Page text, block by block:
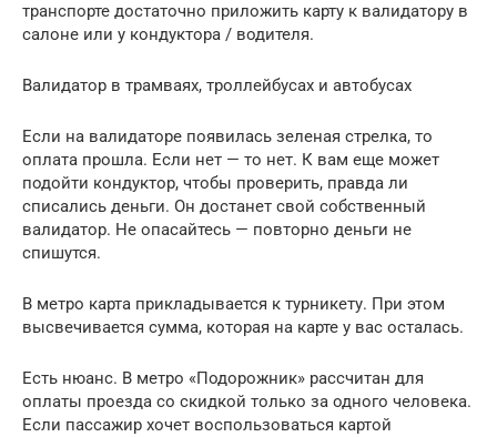
транспорте достаточно приложить карту к валидатору в
салоне или у кондуктора / водителя.
Валидатор в трамваях, троллейбусах и автобусах
Если на валидаторе появилась зеленая стрелка, то
оплата прошла. Если нет — то нет. К вам еще может
подойти кондуктор, чтобы проверить, правда ли
списались деньги. Он достанет свой собственный
валидатор. Не опасайтесь — повторно деньги не
спишутся.
В метро карта прикладывается к турникету. При этом
высвечивается сумма, которая на карте у вас осталась.
Есть нюанс. В метро «Подорожник» рассчитан для
оплаты проезда со скидкой только за одного человека.
Если пассажир хочет воспользоваться картой